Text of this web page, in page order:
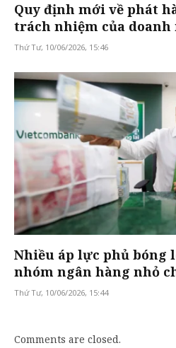
Quy định mới về phát
trách nhiệm của doanh
Thứ Tư, 10/06/2026, 15:46
Nhiều áp lực phủ bóng
nhóm ngân hàng nhỏ
Thứ Tư, 10/06/2026, 15:44
Comments are closed.